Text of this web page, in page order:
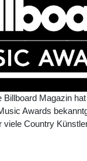
Magazin
Awards
viele Country